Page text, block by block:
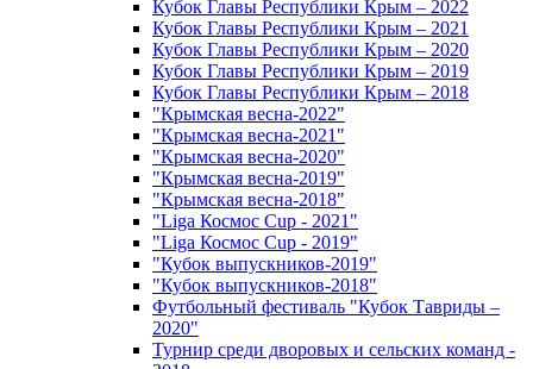
Кубок Главы Республики Крым – 2022
Кубок Главы Республики Крым – 2021
Кубок Главы Республики Крым – 2020
Кубок Главы Республики Крым – 2019
Кубок Главы Республики Крым – 2018
"Крымская весна-2022"
"Крымская весна-2021"
"Крымская весна-2020"
"Крымская весна-2019"
"Крымская весна-2018"
"Liga Космос Cup - 2021"
"Liga Космос Cup - 2019"
"Кубок выпускников-2019"
"Кубок выпускников-2018"
Футбольный фестиваль "Кубок Тавриды –
2020"
Турнир среди дворовых и сельских команд -